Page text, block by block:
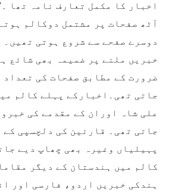
آٹھ صفحات پر مشتمل دوکالم
دوسرے صفحے سے شروع ہوتی تھیں۔
خبریں ملنے پر ضمیمہ بھی شائع
ضرورت کے مطابق صفحات کی تعداد
جاتی تھی۔اخبارکے پہلے کالم
علی شاہ اوران کے مقدمے کی
جاتی تھی۔ قارئین کی دلچسپی کے
پہیلیاں وغیرہ بھی چھاپ دیے
کالم میں ہندستان کے دیگر
ہندکی خبریں اردو، فارسی اور